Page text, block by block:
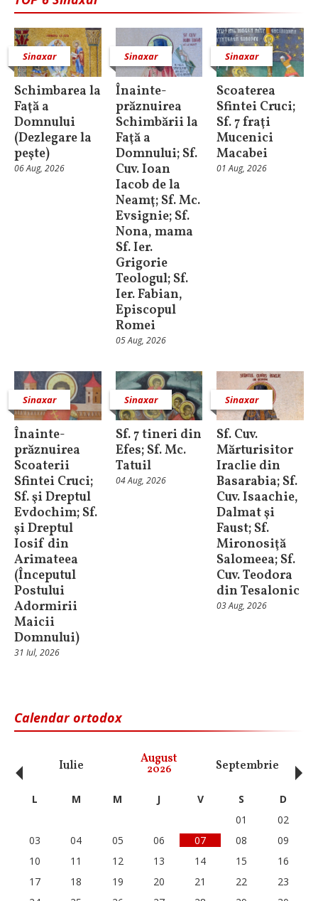
Sinaxar
Schimbarea la
Faţă a
Domnului
(Dezlegare la
peşte)
06 Aug, 2026
Sinaxar
Înainte-
prăznuirea
Schimbării la
Faţă a
Domnului; Sf.
Cuv. Ioan
Iacob de la
Neamţ; Sf. Mc.
Evsignie; Sf.
Nona, mama
Sf. Ier.
Grigorie
Teologul; Sf.
Ier. Fabian,
Episcopul
Romei
05 Aug, 2026
Sinaxar
Scoaterea
Sfintei Cruci;
Sf. 7 fraţi
Mucenici
Macabei
01 Aug, 2026
Sinaxar
Înainte-
prăznuirea
Scoaterii
Sfintei Cruci;
Sf. şi Dreptul
Evdochim; Sf.
şi Dreptul
Iosif din
Arimateea
(Începutul
Postului
Adormirii
Maicii
Domnului)
31 Iul, 2026
Sinaxar
Sf. 7 tineri din
Efes; Sf. Mc.
Tatuil
04 Aug, 2026
Sinaxar
Sf. Cuv.
Mărturisitor
Iraclie din
Basarabia; Sf.
Cuv. Isaachie,
Dalmat şi
Faust; Sf.
Mironosiţă
Salomeea; Sf.
Cuv. Teodora
din Tesalonic
03 Aug, 2026
Calendar ortodox
Iulie August
2026 Septembrie
‹ L M M J V S
D
01
02
03
04 05 06 07 08
09
10
11 12 13 14 15
16
17
18 19 20 21 22
23